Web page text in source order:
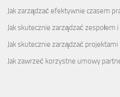
Jak zarządzać efektywnie czasem
Jak skutecznie zarządzać
Jak skutecznie zarządzać
Jak zawrzeć korzystne umowy